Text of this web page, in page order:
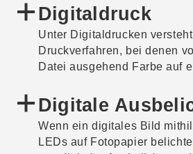
Filmstreifen zerschnitten und
eingespannt. Mit »Dia« ist
der positive Filmstreifen
Diarahmen gemeint, das in
Projektor eingelegt wird.
ausgestellt und in
und Formaten als Material
verwendet werden.
Digitaldruck
Unter Digitaldrucken
Druckverfahren, bei denen
Datei ausgehend Farbe auf
Pigmenttintenstrahldruck,
der
elektrofotografische Druck.
Digitale
Wenn ein digitales Bild
LEDs auf Fotopapier